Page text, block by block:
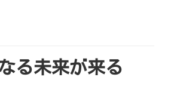
る未来が来る